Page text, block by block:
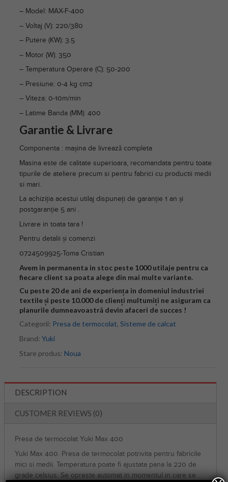
– Model: MAX-F-400
– Voltaj (V): 220/380
– Putere (KW): 3.5
– Motor (W): 350
– Temperatura Operare (C): 50-200
– Presiune: 0-4 kg cm2
– Viteza: 0-10m/min
– Latime Banda (MM): 400
Garantie & Livrare
Componenta : mașina de livrează completa
Masina este de calitate superioara, recomandata pentru toate
tipurile de ateliere precum si pentru fabrici cu productii medii
si mari.
La achiziția acestui utilaj dispuneți de garanție 1 an și
postgaranție 5 ani .
Livrare in toata tara !
Pentru detalii și comenzi
0724509925-Toma Cristian
Avem in permanenta in stoc peste 1000 utilaje pentru ca
fiecare client sa poata alege din mai multe variante.
Cu peste 20 de ani de experiența in domeniul industriei
textile și peste 10.000 de clienți multumiți ne asiguram ca
planurile dumneavoastră devin afaceri de succes !
Categorii: Presa de termocolat, Sisteme de calcat
Brand: Yuki
Stare produs: Noua
DESCRIPTION
CUSTOMER REVIEWS (0)
Presa de termocolat Yuki Max 400
Yuki Max 400. Presa de termocolat potrivita pentru fabricile
mici si medii. Temperatura poate fi ajustata pana la 220 de
grade celsius. Se opreste automat in momentul in care se